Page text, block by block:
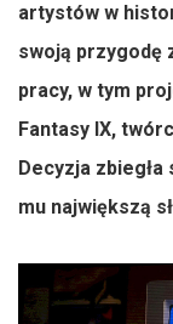
artystów w
swoją przygodę
pracy, w tym
Fantasy IX,
Decyzja
mu największą